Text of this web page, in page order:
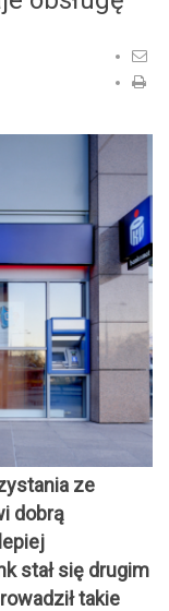
ze
dobrą
stał się drugim
takie